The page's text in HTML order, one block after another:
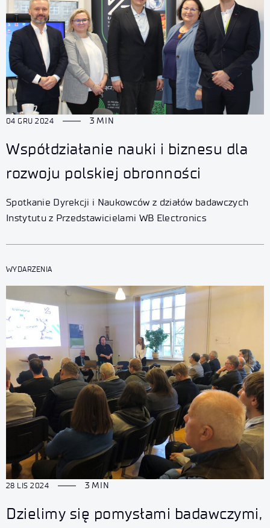
04 GRU 2024 3 MIN
Współdziałanie nauki i biznesu dla
rozwoju polskiej obronności
Spotkanie Dyrekcji i Naukowców z działów badawczych
Instytutu z Przedstawicielami WB Electronics
WYDARZENIA
28 LIS 2024 3 MIN
Dzielimy się pomysłami badawczymi,